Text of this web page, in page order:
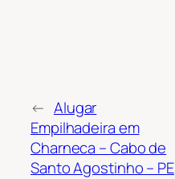
← Alugar
Empilhadeira em
Charneca – Cabo de
Santo Agostinho – PE